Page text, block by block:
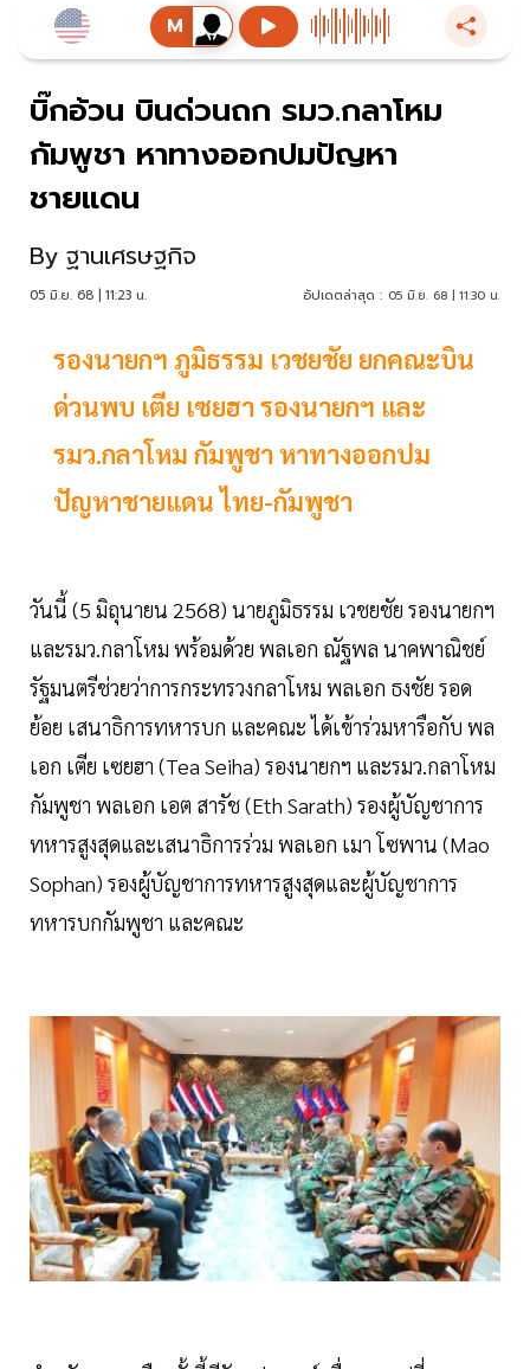
บิ๊กอ้วน บินด่วนถก รมว.กลาโหม
กัมพูชา หาทางออกปมปัญหา
ชายแดน
By ฐานเศรษฐกิจ
05 มิ.ย. 68 | 11:23 น. อัปเดตล่าสุด : 05 มิ.ย. 68 | 11:30 น.
รองนายกฯ ภูมิธรรม เวชยชัย ยกคณะบิน
ด่วนพบ เตีย เซยฮา รองนายกฯ และ
รมว.กลาโหม กัมพูชา หาทางออกปม
ปัญหาชายแดน ไทย-กัมพูชา
วันนี้ (5 มิถุนายน 2568) นายภูมิธรรม เวชยชัย รองนายกฯ
และรมว.กลาโหม พร้อมด้วย พลเอก ณัฐพล นาคพาณิชย์
รัฐมนตรีช่วยว่าการกระทรวงกลาโหม พลเอก ธงชัย รอด
ย้อย เสนาธิการทหารบก และคณะ ได้เข้าร่วมหารือกับ พล
เอก เตีย เซยฮา (Tea Seiha) รองนายกฯ และรมว.กลาโหม
กัมพูชา พลเอก เอต สารัช (Eth Sarath) รองผู้บัญชาการ
ทหารสูงสุดและเสนาธิการร่วม พลเอก เมา โซพาน (Mao
Sophan) รองผู้บัญชาการทหารสูงสุดและผู้บัญชาการ
ทหารบกกัมพูชา และคณะ